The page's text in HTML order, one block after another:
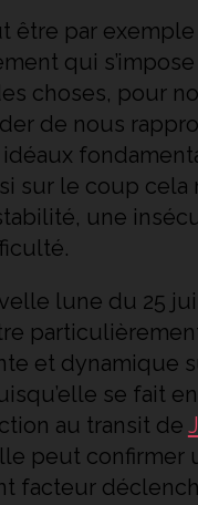
être par
qui
choses, pour
de nous
sur le coup cela
une
lune du 25
et dynamique
se fait en
au transit de
peut confirmer
facteur